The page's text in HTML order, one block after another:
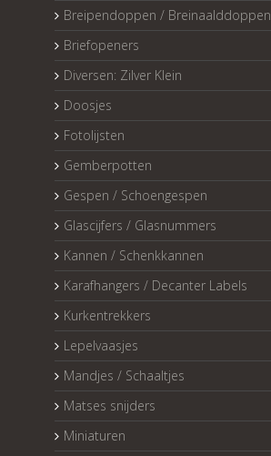
Breipendoppen / Breinaalddoppen
Briefopeners
Diversen: Zilver Klein
Doosjes
Fotolijsten
Gemberpotten
Gespen / Schoengespen
Glascijfers / Glasnummers
Kannen / Schenkkannen
Karafhangers / Decanter Labels
Kurkentrekkers
Lepelvaasjes
Mandjes / Schaaltjes
Matses snijders
Miniaturen